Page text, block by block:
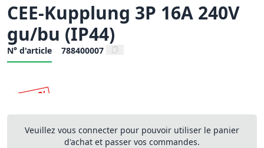
CEE-Kupplung 3P 16A 240V
gu/bu (IP44)
N° d'article 788400007
Veuillez vous connecter pour pouvoir utiliser le panier
d'achat et passer vos commandes.